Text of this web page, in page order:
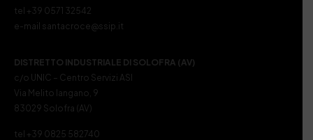
tel +39 0571 32542
e-mail santacroce@ssip.it
DISTRETTO INDUSTRIALE DI SOLOFRA (AV)
c/o UNIC – Centro Servizi ASI
Via Melito Iangano, 9
83029 Solofra (AV)
tel +39 0825 582740